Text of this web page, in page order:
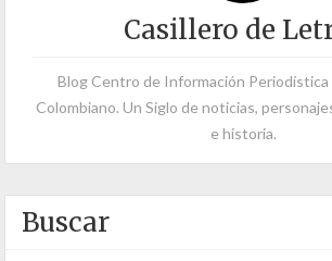
Casillero de
Blog Centro de Información Periodística
Colombiano. Un Siglo de noticias,
e historia.
Buscar